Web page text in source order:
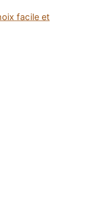
facile et